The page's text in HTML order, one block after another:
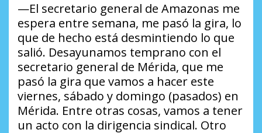
—El secretario general de Amazonas me
espera entre semana, me pasó la gira, lo
que de hecho está desmintiendo lo que
salió. Desayunamos temprano con el
secretario general de Mérida, que me
pasó la gira que vamos a hacer este
viernes, sábado y domingo (pasados) en
Mérida. Entre otras cosas, vamos a tener
un acto con la dirigencia sindical. Otro